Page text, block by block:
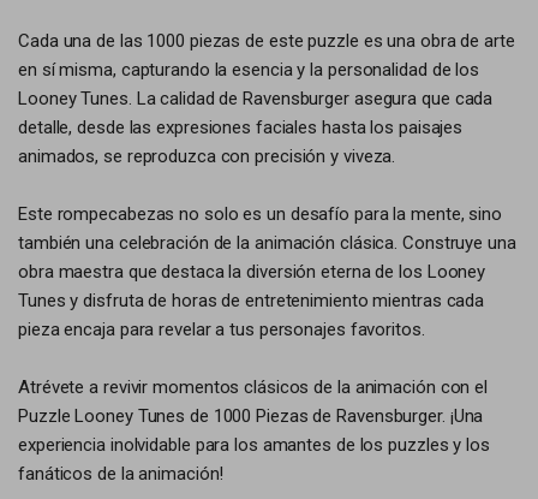
Cada una de las 1000 piezas de este puzzle es una obra de arte
en sí misma, capturando la esencia y la personalidad de los
Looney Tunes. La calidad de Ravensburger asegura que cada
detalle, desde las expresiones faciales hasta los paisajes
animados, se reproduzca con precisión y viveza.
Este rompecabezas no solo es un desafío para la mente, sino
también una celebración de la animación clásica. Construye una
obra maestra que destaca la diversión eterna de los Looney
Tunes y disfruta de horas de entretenimiento mientras cada
pieza encaja para revelar a tus personajes favoritos.
Atrévete a revivir momentos clásicos de la animación con el
Puzzle Looney Tunes de 1000 Piezas de Ravensburger. ¡Una
experiencia inolvidable para los amantes de los puzzles y los
fanáticos de la animación!